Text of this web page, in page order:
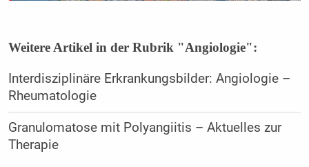
Weitere Artikel in der Rubrik "Angiologie":
Interdisziplinäre Erkrankungsbilder: Angiologie –
Rheumatologie
Granulomatose mit Polyangiitis – Aktuelles zur
Therapie